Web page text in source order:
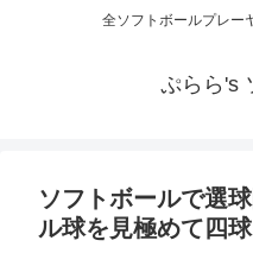
全ソフトボールプレー
ぷらら's
ソフトボールで選
ル球を見極めて四